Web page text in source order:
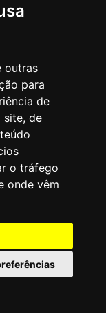
outras
para
de
site, de
o tráfego
onde vêm